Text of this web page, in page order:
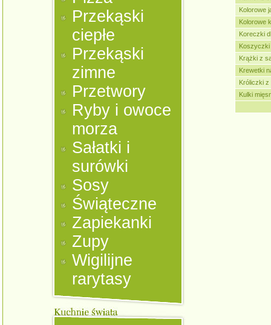
Przekąski
ciepłe
Przekąski
zimne
Przetwory
Ryby i owoce
morza
Sałatki i
surówki
Sosy
Świąteczne
Zapiekanki
Zupy
Wigilijne
rarytasy
Kolorowe
Kolorowe
Koreczki
Krążki z
Krewetki
Króliczki z
Kulki